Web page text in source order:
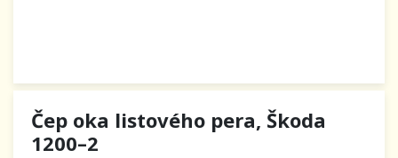
Čep oka listového pera, Škoda
1200–2